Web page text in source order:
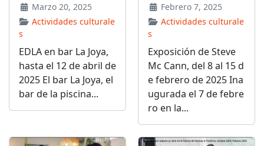
Marzo 20, 2025
Actividades culturale
s
EDLA en bar La Joya,
hasta el 12 de abril de
2025 El bar La Joya, el
bar de la piscina...
Febrero 7, 2025
Actividades culturale
s
Exposición de Steve
Mc Cann, del 8 al 15 d
e febrero de 2025 Ina
ugurada el 7 de febre
ro en la...